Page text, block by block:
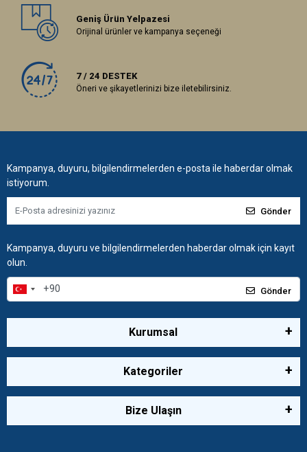
Geniş Ürün Yelpazesi
Orijinal ürünler ve kampanya seçeneği
7 / 24 DESTEK
Öneri ve şikayetlerinizi bize iletebilirsiniz.
Kampanya, duyuru, bilgilendirmelerden e-posta ile haberdar olmak
istiyorum.
Gönder
Kampanya, duyuru ve bilgilendirmelerden haberdar olmak için kayıt
olun.
Gönder
Kurumsal
Kategoriler
Bize Ulaşın